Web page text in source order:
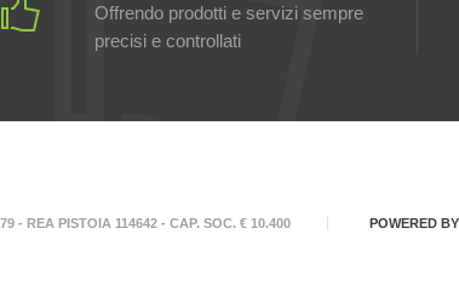
Offrendo prodotti e servizi sempre
precisi e controllati
- REA PISTOIA 114642 - CAP. SOC. € 10.400 POWERED